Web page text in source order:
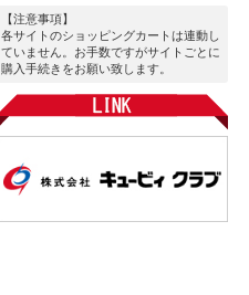
【注意事項】
各サイトのショッピングカートは連動し
ていません。お手数ですがサイトごとに
購入手続きをお願い致します。